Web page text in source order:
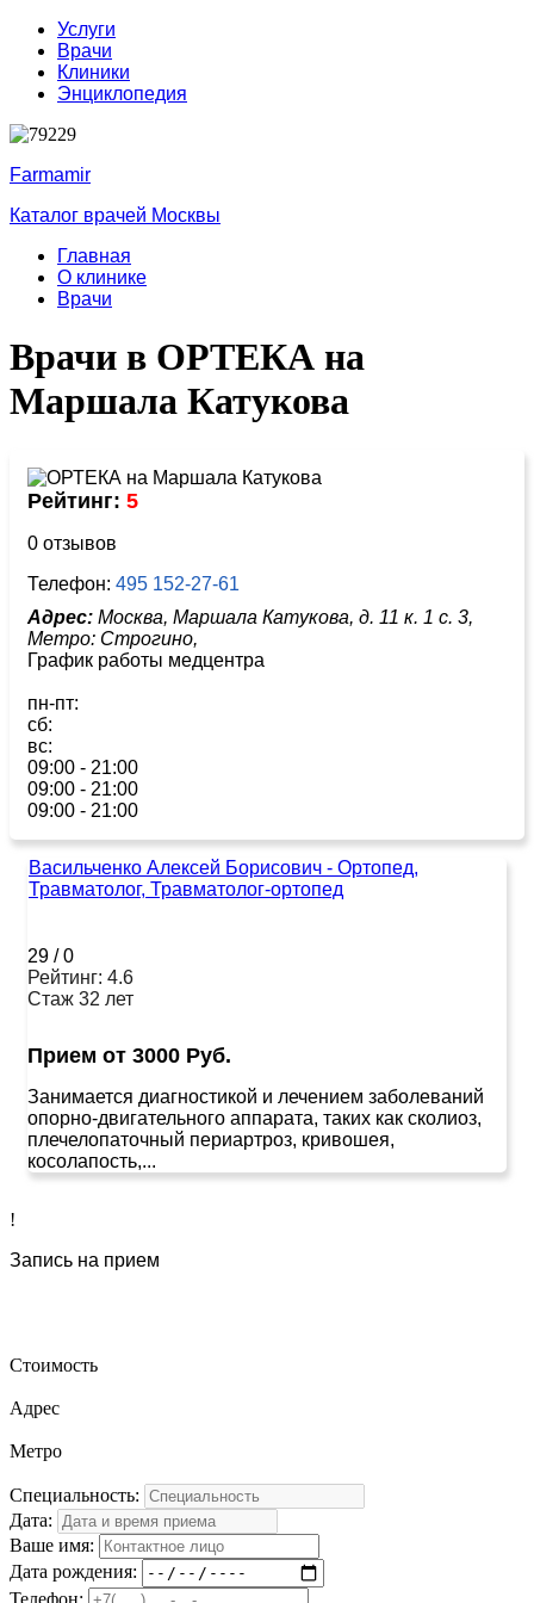
Услуги
Врачи
Клиники
Энциклопедия
Farmamir
Каталог врачей Москвы
Главная
О клинике
Врачи
Врачи в ОРТЕКА на
Маршала Катукова
Рейтинг: 5
0 отзывов
Телефон: 495 152-27-61
Адрес: Москва, Маршала Катукова, д. 11 к. 1 с. 3,
Метро: Строгино,
График работы медцентра
пн-пт:
сб:
вс:
09:00 - 21:00
09:00 - 21:00
09:00 - 21:00
Васильченко Алексей Борисович - Ортопед,
Травматолог, Травматолог-ортопед
29 /0
Рейтинг: 4.6
Стаж 32 лет
Прием от 3000 Руб.
Занимается диагностикой и лечением заболеваний
опорно-двигательного аппарата, таких как сколиоз,
плечелопаточный периартроз, кривошея,
косолапость,...
!
Запись на прием
Стоимость
Адрес
Метро
Специальность:
Дата:
Ваше имя:
Дата рождения:
Телефон: